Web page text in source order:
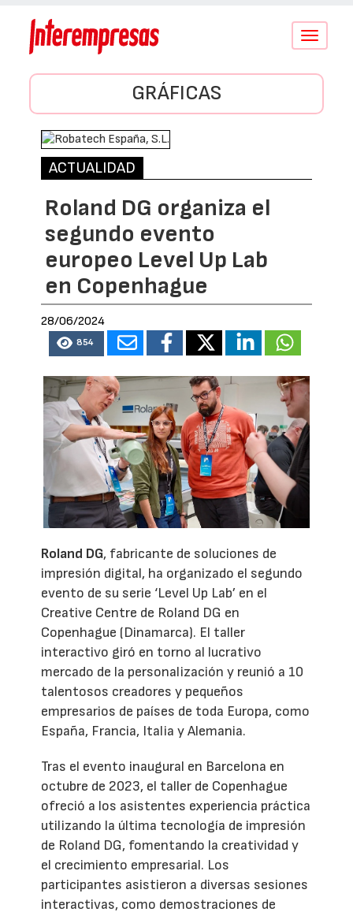
Conmutar
GRÁFICAS
ACTUALIDAD
Roland DG organiza el
segundo evento
europeo Level Up Lab
en Copenhague
28/06/2024
854
Roland DG, fabricante de soluciones de
impresión digital, ha organizado el segundo
evento de su serie ‘Level Up Lab’ en el
Creative Centre de Roland DG en
Copenhague (Dinamarca). El taller
interactivo giró en torno al lucrativo
mercado de la personalización y reunió a 10
talentosos creadores y pequeños
empresarios de países de toda Europa, como
España, Francia, Italia y Alemania.
Tras el evento inaugural en Barcelona en
octubre de 2023, el taller de Copenhague
ofreció a los asistentes experiencia práctica
utilizando la última tecnología de impresión
de Roland DG, fomentando la creatividad y
el crecimiento empresarial. Los
participantes asistieron a diversas sesiones
interactivas, como demostraciones de